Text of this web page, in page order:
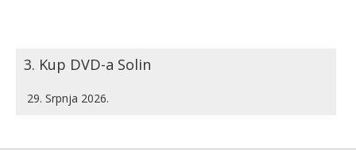
3. Kup DVD-a Solin
29. Srpnja 2026.